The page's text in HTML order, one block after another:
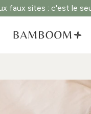
faux sites : c'est le